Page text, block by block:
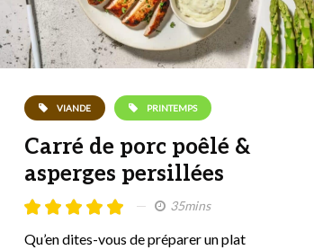
VIANDE PRINTEMPS
Carré de porc poêlé &
asperges persillées
35mins
Qu’en dites-vous de préparer un plat